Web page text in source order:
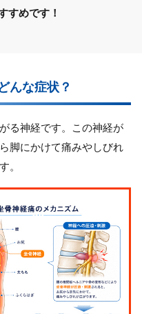
すめです！
んな症状？
る神経です。この神経が
脚にかけて痛みやしびれ
。